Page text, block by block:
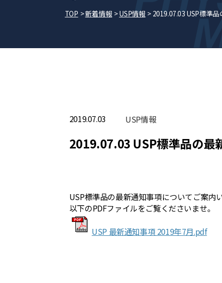
TOP 新着情報 USP情報 2019.07.03 USP標準
2019.07.03 USP情報
2019.07.03 USP標準品の最
USP標準品の最新通知事項についてご案内
以下のPDFファイルをご覧くださいませ。
USP 最新通知事項 2019年7月.pdf